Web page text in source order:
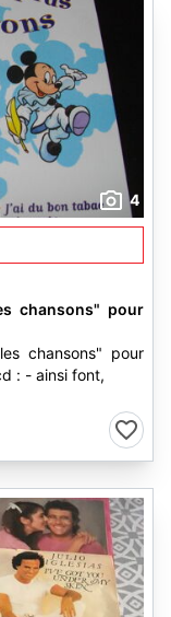
4
chansons" pour
chansons" pour
: - ainsi font,